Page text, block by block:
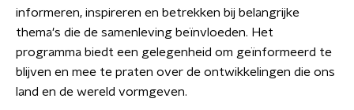
informeren, inspireren en betrekken bij belangrijke
thema's die de samenleving beïnvloeden. Het
programma biedt een gelegenheid om geïnformeerd te
blijven en mee te praten over de ontwikkelingen die ons
land en de wereld vormgeven.